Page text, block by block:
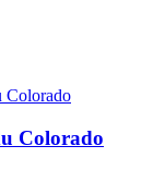
Colorado